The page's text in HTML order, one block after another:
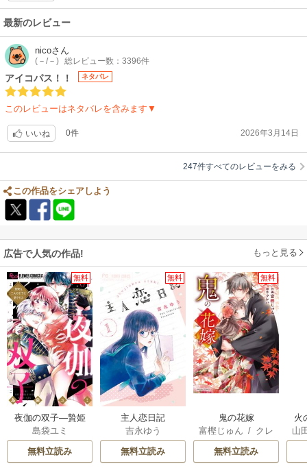
のぶる君が大好きなので、絶対許せませんが(笑)
森の旦那はザマーミロ！だったけど、ともみとくっついてからも……こっ
ちもどうしようとない男ですね！
こういう男普通にいますよね(￣▽￣;)
胸糞ですが弁護士使ってしっかり復讐して離婚なので、とてもリアリティ
もあり面白いですよ⤴
私の将来の彼氏に読ませておきたいです(笑)
最新のレビュー
nicoさん
(－/－) 総レビュー数：3396件
アイコパス！！ ネタバレ
このレビューはネタバレを含みます▼
いいね 0件 2026年3月14日
247件すべてのレビューをみる
この作品をシェアしよう
広告で人気の作品! もっと見る
無料
夜伽の双子―贄姫
は二人の王子に愛
される―
島袋ユミ
無料立読み
無料
主人恋日記
吉永ゆう
無料立読み
無料
鬼の花嫁
富樫じゅん / クレ
ハ
無料立読み
火
人
山